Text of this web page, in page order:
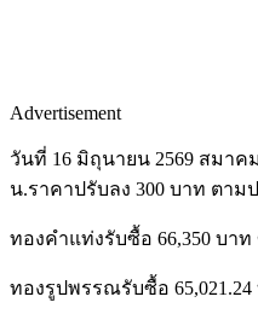
Advertisement
วันที่ 16 มิถุนายน 2569 สมาค
น.ราคาปรับลง 300 บาท ตาม
ทองคำแท่งรับซื้อ 66,350 บาท
ทองรูปพรรณรับซื้อ 65,021.24